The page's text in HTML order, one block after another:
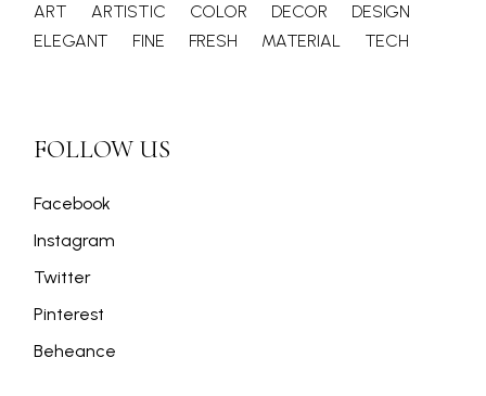
ART ARTISTIC COLOR DECOR
DESIGN
ELEGANT
FINE FRESH MATERIAL TECH
FOLLOW US
Facebook
Instagram
Twitter
Pinterest
Beheance